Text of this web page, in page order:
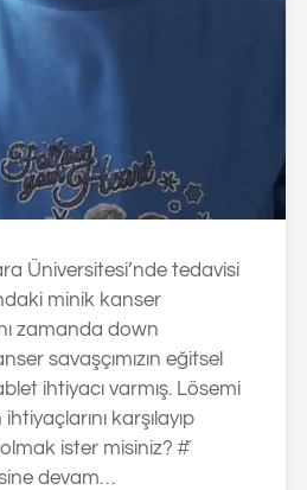
Üniversitesi’nde tedavisi
minik kanser
zamanda down
savaşçımızın eğitsel
ihtiyacı varmış. Lösemi
karşılayıp
ister misiniz? #̆
devam…